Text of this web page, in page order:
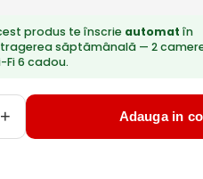
produs te înscrie automat în
săptămânală — 2
Fi 6 cadou.
+ Adauga in